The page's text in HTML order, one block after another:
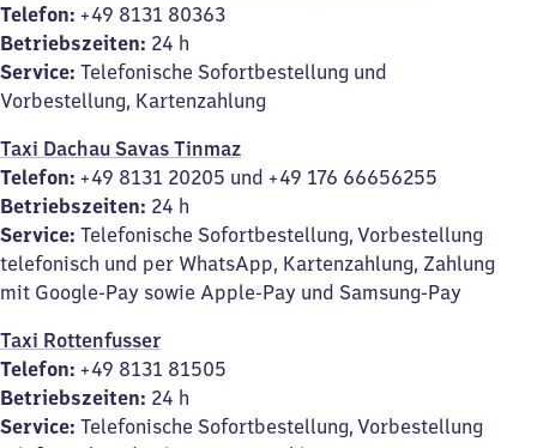
Telefon: +49 8131 80363
Betriebszeiten: 24 h
Service: Telefonische Sofortbestellung und
Vorbestellung, Kartenzahlung
Taxi Dachau Savas Tinmaz
Telefon: +49 8131 20205 und +49 176 66656255
Betriebszeiten: 24 h
Service: Telefonische Sofortbestellung, Vorbestellung
telefonisch und per WhatsApp, Kartenzahlung, Zahlung
mit Google-Pay sowie Apple-Pay und Samsung-Pay
Taxi Rottenfusser
Telefon: +49 8131 81505
Betriebszeiten: 24 h
Service: Telefonische Sofortbestellung, Vorbestellung